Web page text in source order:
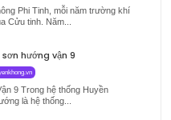
Phi Tinh, mỗi năm trường khí
Cửu tinh. Năm...
hướng vận 9
9 Trong hệ thống Huyền
là hệ thống...